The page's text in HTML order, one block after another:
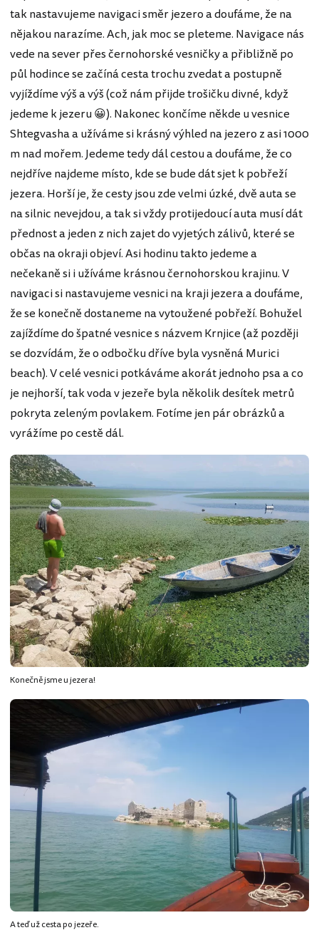
tak nastavujeme navigaci směr jezero a doufáme, že na
nějakou narazíme. Ach, jak moc se pleteme. Navigace nás
vede na sever přes černohorské vesničky a přibližně po
půl hodince se začíná cesta trochu zvedat a postupně
vyjíždíme výš a výš (což nám přijde trošičku divné, když
jedeme k jezeru 😀). Nakonec končíme někde u vesnice
Shtegvasha a užíváme si krásný výhled na jezero z asi 1000
m nad mořem. Jedeme tedy dál cestou a doufáme, že co
nejdříve najdeme místo, kde se bude dát sjet k pobřeží
jezera. Horší je, že cesty jsou zde velmi úzké, dvě auta se
na silnic nevejdou, a tak si vždy protijedoucí auta musí dát
přednost a jeden z nich zajet do vyjetých zálivů, které se
občas na okraji objeví. Asi hodinu takto jedeme a
nečekaně si i užíváme krásnou černohorskou krajinu. V
navigaci si nastavujeme vesnici na kraji jezera a doufáme,
že se konečně dostaneme na vytoužené pobřeží. Bohužel
zajíždíme do špatné vesnice s názvem Krnjice (až později
se dozvídám, že o odbočku dříve byla vysněná Murici
beach). V celé vesnici potkáváme akorát jednoho psa a co
je nejhorší, tak voda v jezeře byla několik desítek metrů
pokryta zeleným povlakem. Fotíme jen pár obrázků a
vyrážíme po cestě dál.
Konečně jsme u jezera!
A teď už cesta po jezeře.